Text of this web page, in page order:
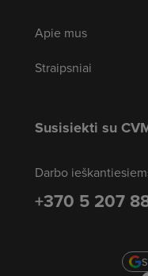
Apie mus
Straipsniai
Susisiekti su
Darbo
+370 5 207